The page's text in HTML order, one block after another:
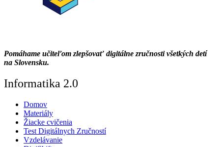
Pomáhame učiteľom zlepšovať digitálne zručnosti všetkých detí
na Slovensku.
Informatika 2.0
Domov
Materiály
Žiacke cvičenia
Test Digitálnych Zručností
Vzdelávanie